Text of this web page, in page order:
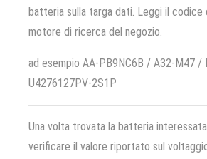
batteria sulla targa dati. Leggi il codice
motore di ricerca del negozio.
ad esempio AA-PB9NC6B / A32-M47 /
U4276127PV-2S1P
Una volta trovata la batteria
verificare il valore riportato sul